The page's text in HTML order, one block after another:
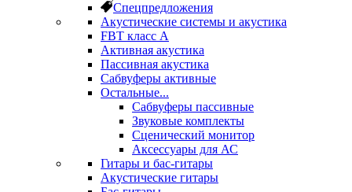
Спецпредложения
Акустические системы и акустика
FBT класс А
Активная акустика
Пассивная акустика
Сабвуферы активные
Остальные...
Сабвуферы пассивные
Звуковые комплекты
Сценический монитор
Аксессуары для АС
Гитары и бас-гитары
Акустические гитары